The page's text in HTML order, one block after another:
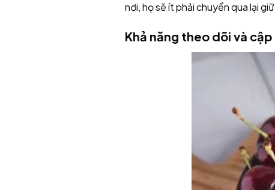
nơi, họ sẽ ít phải chuyển qua lại
Khả năng theo dõi và